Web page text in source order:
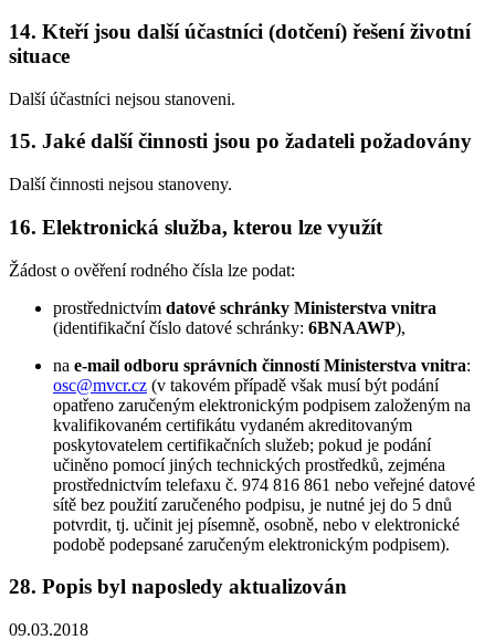
14. Kteří jsou další účastníci (dotčení) řešení životní
situace
Další účastníci nejsou stanoveni.
15. Jaké další činnosti jsou po žadateli požadovány
Další činnosti nejsou stanoveny.
16. Elektronická služba, kterou lze využít
Žádost o ověření rodného čísla lze podat:
prostřednictvím datové schránky Ministerstva vnitra
(identifikační číslo datové schránky: 6BNAAWP),
na e-mail odboru správních činností Ministerstva vnitra:
osc@mvcr.cz (v takovém případě však musí být podání
opatřeno zaručeným elektronickým podpisem založeným na
kvalifikovaném certifikátu vydaném akreditovaným
poskytovatelem certifikačních služeb; pokud je podání
učiněno pomocí jiných technických prostředků, zejména
prostřednictvím telefaxu č. 974 816 861 nebo veřejné datové
sítě bez použití zaručeného podpisu, je nutné jej do 5 dnů
potvrdit, tj. učinit jej písemně, osobně, nebo v elektronické
podobě podepsané zaručeným elektronickým podpisem).
28. Popis byl naposledy aktualizován
09.03.2018